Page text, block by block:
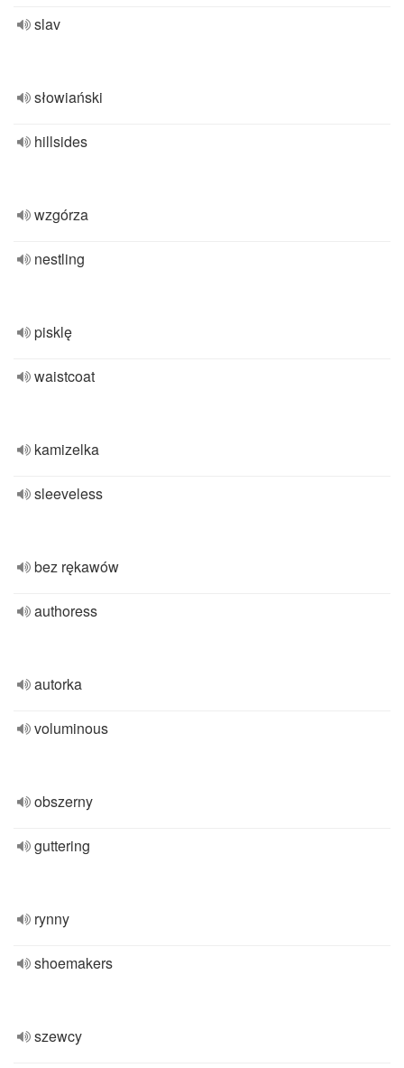
slav
słowiański
hillsides
wzgórza
nestling
pisklę
waistcoat
kamizelka
sleeveless
bez rękawów
authoress
autorka
voluminous
obszerny
guttering
rynny
shoemakers
szewcy